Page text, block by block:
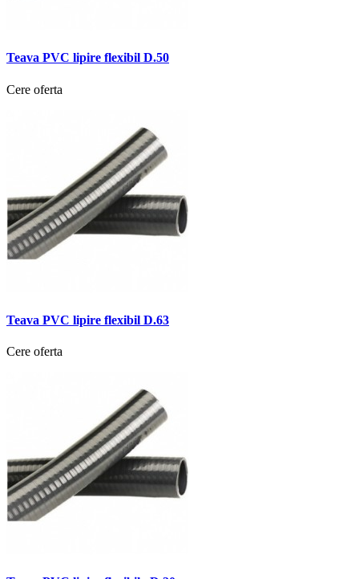
Teava PVC lipire flexibil D.50
Cere oferta
Teava PVC lipire flexibil D.63
Cere oferta